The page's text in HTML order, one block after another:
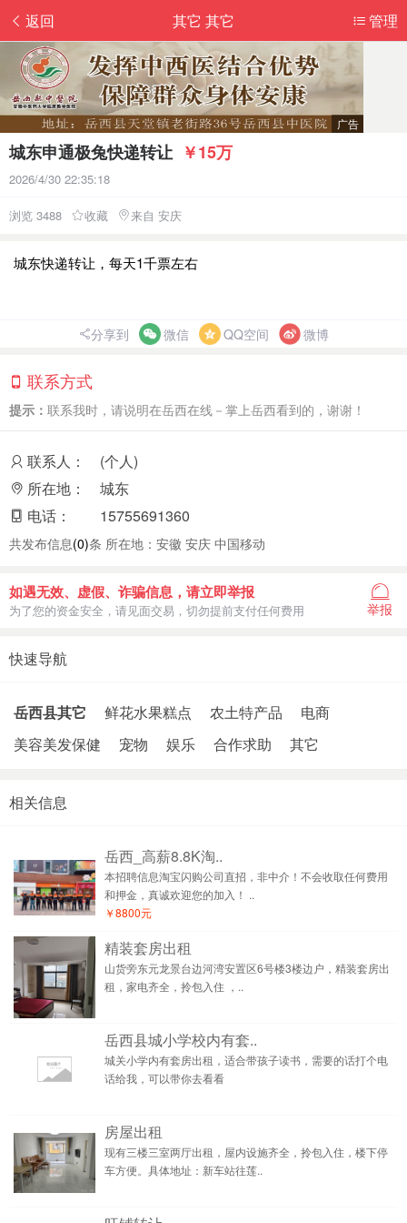
返回 管理
其它 其它
城东申通极兔快递转让 ￥15万
2026/4/30 22:35:18
浏览 3488 收藏 来自 安庆
城东快递转让，每天1千票左右
分享到 微信 QQ空间 微博
联系方式
提示： 联系我时，请说明在岳西在线－掌上岳西看到的，谢谢！
联系人：
(个人)
所在地：
城东
电话：
15755691360
共发布信息(0)条 所在地：安徽 安庆 中国移动
如遇无效、虚假、诈骗信息，请立即举报
为了您的资金安全，请见面交易，切勿提前支付任何费用 举报
快速导航
岳西县其它 鲜花水果糕点 农土特产品
电商
美容美发保健
宠物 娱乐 合作求助 其它
相关信息
岳西_高薪8.8K淘..
本招聘信息淘宝闪购公司直招，非中介！不会收取任何费用
和押金，真诚欢迎您的加入！ ..
￥8800元
精装套房出租
山货旁东元龙景台边河湾安置区6号楼3楼边户，精装套房出
租，家电齐全，拎包入住 ，..
岳西县城小学校内有套..
城关小学内有套房出租，适合带孩子读书，需要的话打个电
话给我，可以带你去看看
房屋出租
现有三楼三室两厅出租，屋内设施齐全，拎包入住，楼下停
车方便。具体地址：新车站往莲..